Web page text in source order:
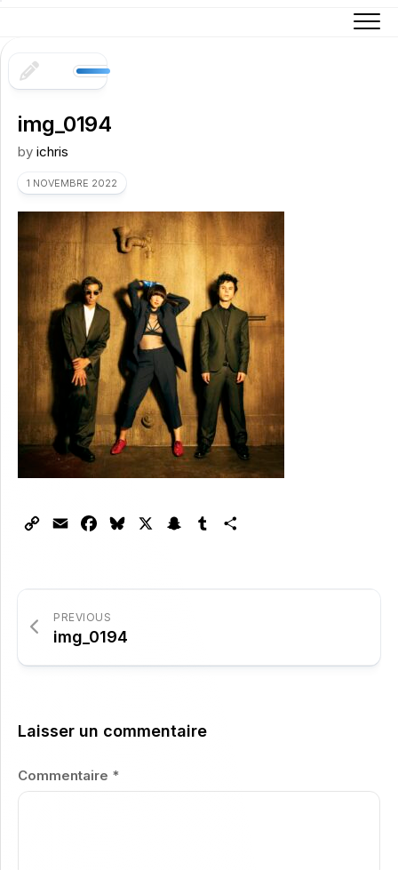
content
img_0194
by ichris
1 NOVEMBRE 2022
Copy Email FacebookBluesky Snapchat
Tumblr
PREVIOUS
img_0194
Laisser un commentaire
Commentaire *